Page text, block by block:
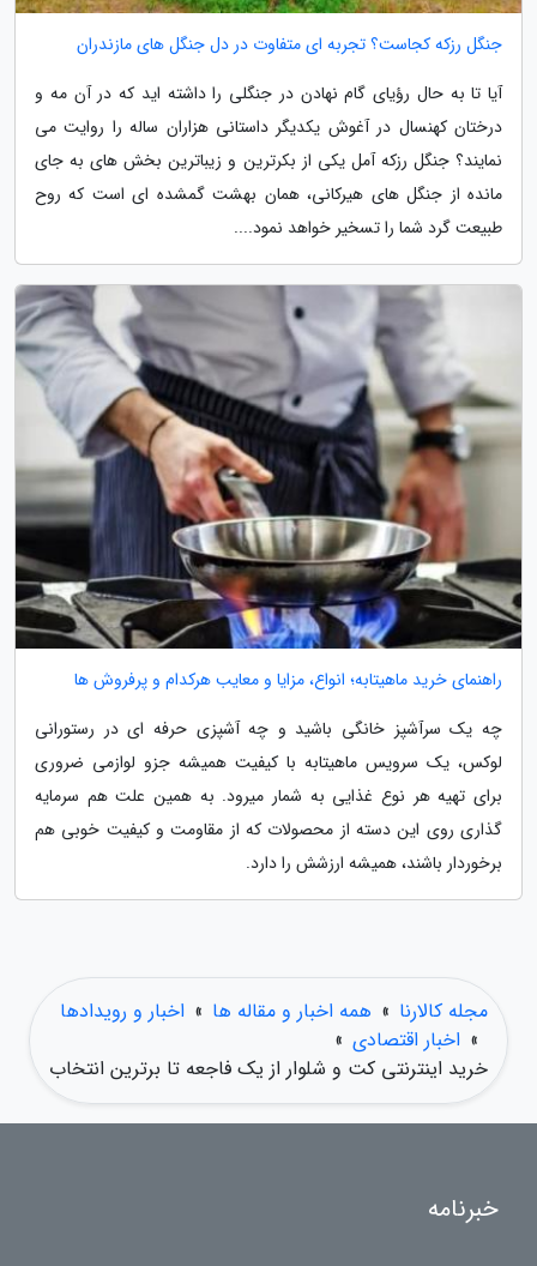
جنگل رزکه کجاست؟ تجربه ای متفاوت در دل جنگل های مازندران
آیا تا به حال رؤیای گام نهادن در جنگلی را داشته اید که در آن مه و
درختان کهنسال در آغوش یکدیگر داستانی هزاران ساله را روایت می
نمایند؟ جنگل رزکه آمل یکی از بکرترین و زیباترین بخش های به جای
مانده از جنگل های هیرکانی، همان بهشت گمشده ای است که روح
طبیعت گرد شما را تسخیر خواهد نمود....
راهنمای خرید ماهیتابه؛ انواع، مزایا و معایب هرکدام و پرفروش ها
چه یک سرآشپز خانگی باشید و چه آشپزی حرفه ای در رستورانی
لوکس، یک سرویس ماهیتابه با کیفیت همیشه جزو لوازمی ضروری
برای تهیه هر نوع غذایی به شمار میرود. به همین علت هم سرمایه
گذاری روی این دسته از محصولات که از مقاومت و کیفیت خوبی هم
برخوردار باشند، همیشه ارزشش را دارد.
مجله کالارنا » همه اخبار و مقاله ها » اخبار و رویدادها
» اخبار اقتصادی »
خرید اینترنتی کت و شلوار از یک فاجعه تا برترین انتخاب
خبرنامه